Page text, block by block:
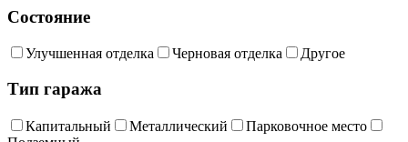
Состояние
Улучшенная отделка Черновая отделка Другое
Тип гаража
Капитальный Металлический
Парковочное место